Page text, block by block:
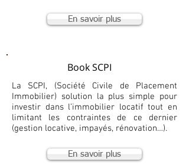
En savoir plus
Book SCPI
La SCPI, (Société Civile de Placement
Immobilier) solution la plus simple pour
investir dans l’immobilier locatif tout en
limitant les contraintes de ce dernier
(gestion locative, impayés, rénovation…).
En savoir plus